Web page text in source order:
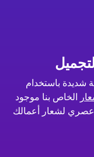
شديدة باستخدام
الخاص بنا موجود
لشعار أعمالك